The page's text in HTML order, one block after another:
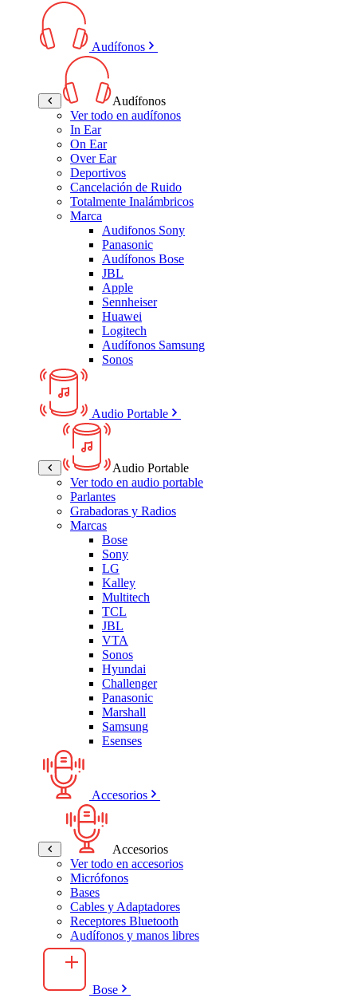
Audífonos
Audífonos
Ver todo en audífonos
In Ear
On Ear
Over Ear
Deportivos
Cancelación de Ruido
Totalmente Inalámbricos
Marca
Audifonos Sony
Panasonic
Audífonos Bose
JBL
Apple
Sennheiser
Huawei
Logitech
Audífonos Samsung
Sonos
Audio Portable
Audio Portable
Ver todo en audio portable
Parlantes
Grabadoras y Radios
Marcas
Bose
Sony
LG
Kalley
Multitech
TCL
JBL
VTA
Sonos
Hyundai
Challenger
Panasonic
Marshall
Samsung
Esenses
Accesorios
Accesorios
Ver todo en accesorios
Micrófonos
Bases
Cables y Adaptadores
Receptores Bluetooth
Audífonos y manos libres
Bose